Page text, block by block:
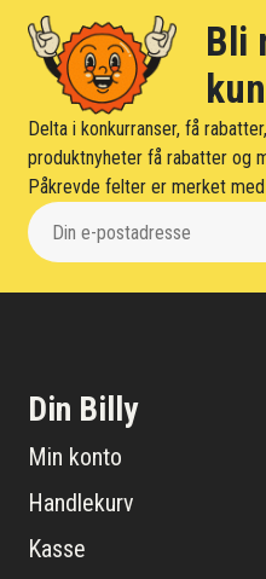
Bli
Delta i konkurranser, få
produktnyheter få rabatter og
Påkrevde felter er merket
Din Billy
Min konto
Handlekurv
Kasse